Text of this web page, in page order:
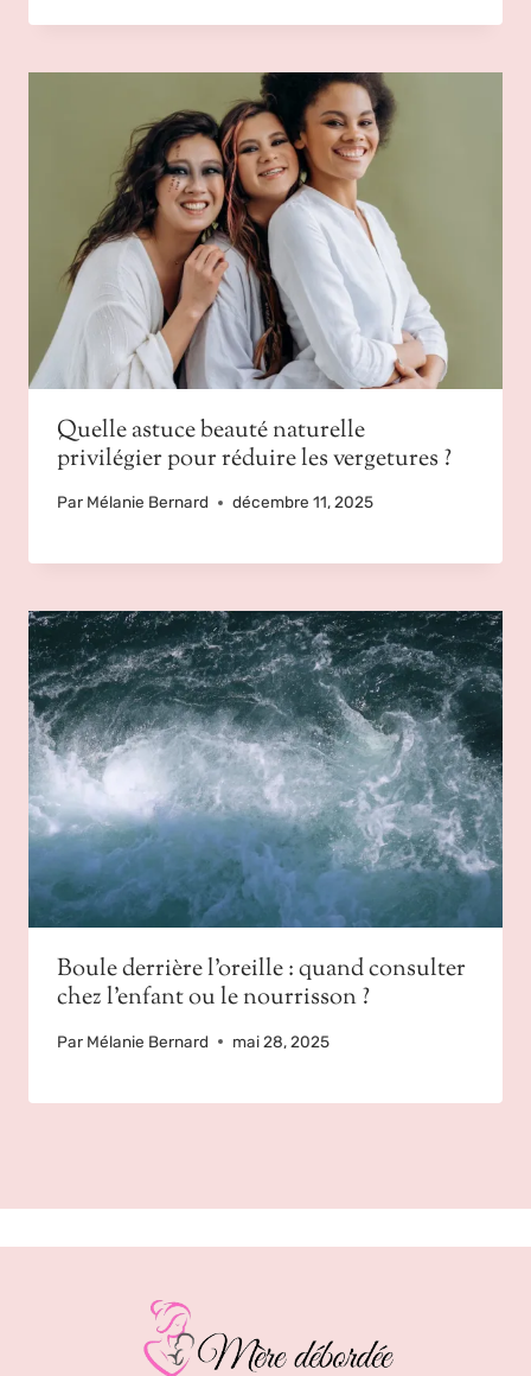
Quelle astuce beauté naturelle
privilégier pour réduire les vergetures ?
Par Mélanie Bernard décembre 11, 2025
Boule derrière l’oreille : quand consulter
chez l’enfant ou le nourrisson ?
Par Mélanie Bernard mai 28, 2025